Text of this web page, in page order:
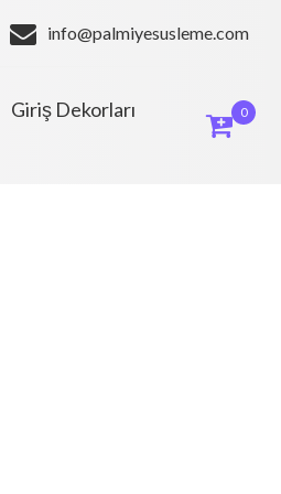
info@palmiyesusleme.com
Giriş Dekorları
0